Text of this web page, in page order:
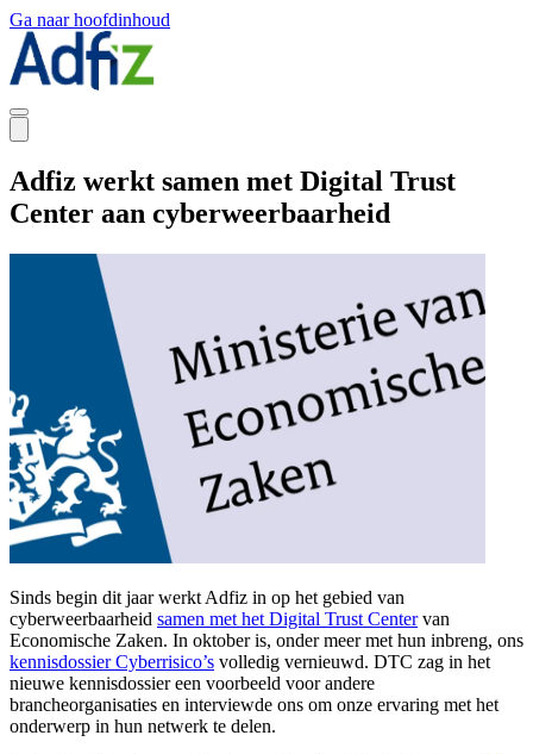
Ga naar hoofdinhoud
Adfiz werkt samen met Digital Trust
Center aan cyberweerbaarheid
Sinds begin dit jaar werkt Adfiz in op het gebied van
cyberweerbaarheid samen met het Digital Trust Centervan
Economische Zaken. In oktober is, onder meer met hun inbreng, ons
kennisdossier Cyberrisico’s volledig vernieuwd. DTC zag in het
nieuwe kennisdossier een voorbeeld voor andere
brancheorganisaties en interviewde ons om onze ervaring met het
onderwerp in hun netwerk te delen.